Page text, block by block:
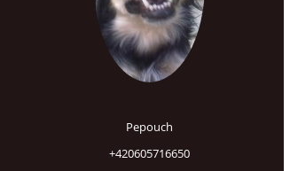
Pepouch
+420605716650